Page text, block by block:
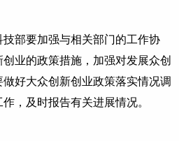
部要加强与相关部门的工作协
业的政策措施，加强对发展众创
好大众创新创业政策落实情况调
，及时报告有关进展情况。